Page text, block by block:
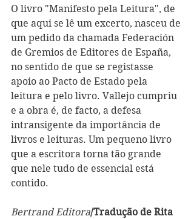
O livro "Manifesto pela Leitura", de
que aqui se lê um excerto, nasceu de
um pedido da chamada Federación
de Gremios de Editores de España,
no sentido de que se registasse
apoio ao Pacto de Estado pela
leitura e pelo livro. Vallejo cumpriu
e a obra é, de facto, a defesa
intransigente da importância de
livros e leituras. Um pequeno livro
que a escritora torna tão grande
que nele tudo de essencial está
contido.
Bertrand Editora/Tradução de Rita